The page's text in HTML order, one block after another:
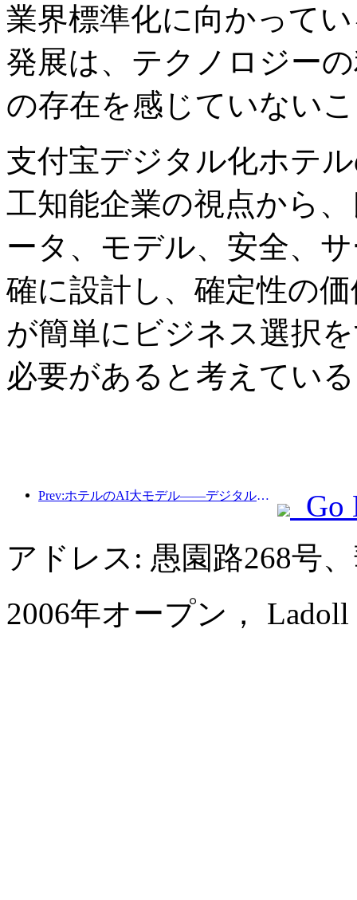
業界標準化に向かって
発展は、テクノロジー
の存在を感じていない
支付宝デジタル化ホテ
工知能企業の視点から
ータ、モデル、安全、
確に設計し、確定性の
が簡単にビジネス選択
必要があると考えてい
Prev:ホテルのAI大モデル——デジタル化とともに脈動する探索者
Go
アドレス: 愚園路268号
2006年オープン， Ladoll